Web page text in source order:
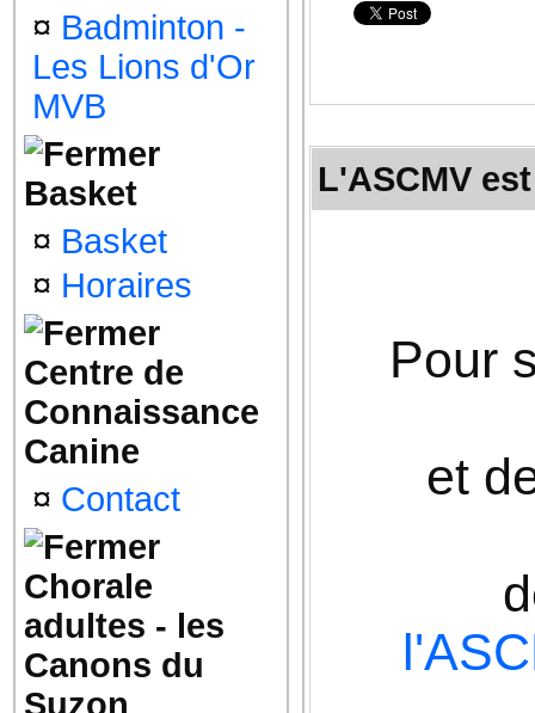
¤ Badminton -
Les Lions d'Or
MVB
Basket
¤ Basket
¤ Horaires
Centre de
Connaissance
Canine
¤ Contact
Chorale
adultes - les
Canons du
Suzon
L'ASCMV
Pour
et